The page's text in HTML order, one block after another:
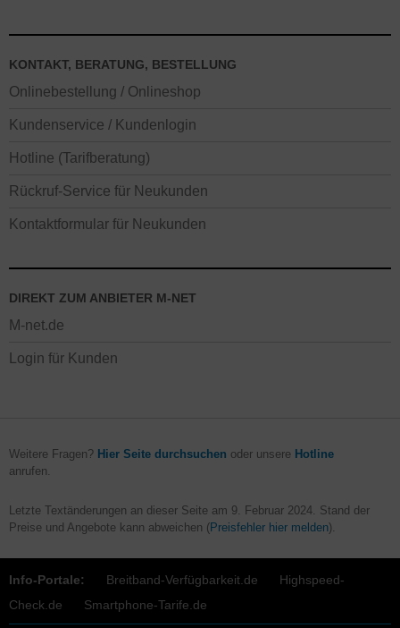
KONTAKT, BERATUNG, BESTELLUNG
Onlinebestellung / Onlineshop
Kundenservice / Kundenlogin
Hotline (Tarifberatung)
Rückruf-Service für Neukunden
Kontaktformular für Neukunden
DIREKT ZUM ANBIETER M-NET
M-net.de
Login für Kunden
Weitere Fragen? Hier Seite durchsuchen oder unsere Hotline
anrufen.
Letzte Textänderungen an dieser Seite am 9. Februar 2024. Stand der
Preise und Angebote kann abweichen (Preisfehler hier melden).
Info-Portale: Breitband-Verfügbarkeit.de
Highspeed-
Check.de
Smartphone-Tarife.de